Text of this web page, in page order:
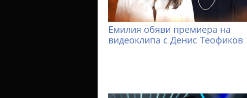
Емилия обяви премиера на
видеоклипа с Денис Теофиков